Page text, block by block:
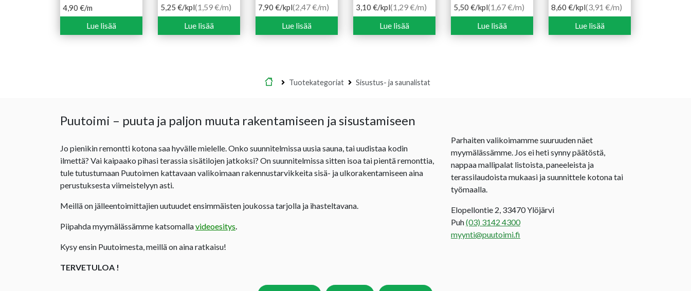
4,90 €/m
Lue lisää
5,25 €/kpl(1,59 €/m)
Lue lisää
7,90 €/kpl(2,47 €/m)
Lue lisää
3,10 €/kpl(1,29 €/m)
Lue lisää
5,50 €/kpl(1,67 €/m)
Lue lisää
8,60 €/kpl(3,91 €/m)
Lue lisää
Etusivu
Tuotekategoriat Sisustus- ja saunalistat
Puutoimi – puuta ja paljon muuta rakentamiseen ja sisustamiseen
Jo pienikin remontti kotona saa hyvälle mielelle. Onko suunnitelmissa uusia sauna, tai uudistaa kodin
ilmettä? Vai kaipaako pihasi terassia sisätilojen jatkoksi? On suunnitelmissa sitten isoa tai pientä remonttia,
tule tutustumaan Puutoimen kattavaan valikoimaan rakennustarvikkeita sisä- ja ulkorakentamiseen aina
perustuksesta viimeistelyyn asti.
Meillä on jälleentoimittajien uutuudet ensimmäisten joukossa tarjolla ja ihasteltavana.
Piipahda myymälässämme katsomallavideoesitys.
Kysy ensin Puutoimesta, meillä on aina ratkaisu!
TERVETULOA !
Parhaiten valikoimamme suuruuden näet
myymälässämme. Jos ei heti synny päätöstä,
nappaa mallipalat listoista, paneeleista ja
terassilaudoista mukaasi ja suunnittele kotona tai
työmaalla.
Elopellontie 2, 33470 Ylöjärvi
Puh(03) 3142 4300
myynti@puutoimi.fi